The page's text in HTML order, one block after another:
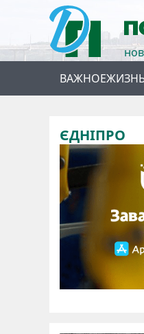
ВАЖНОЕ
ЄДНІПРО